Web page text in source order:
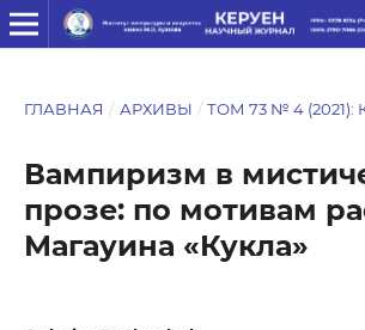
ГЛАВНАЯ / АРХИВЫ / ТОМ 73 № 4 (2021):
Вампиризм в
прозе: по мотивам
Магауина «Кукла»